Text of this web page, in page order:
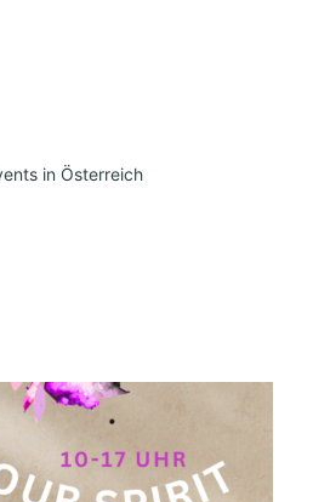
in Österreich